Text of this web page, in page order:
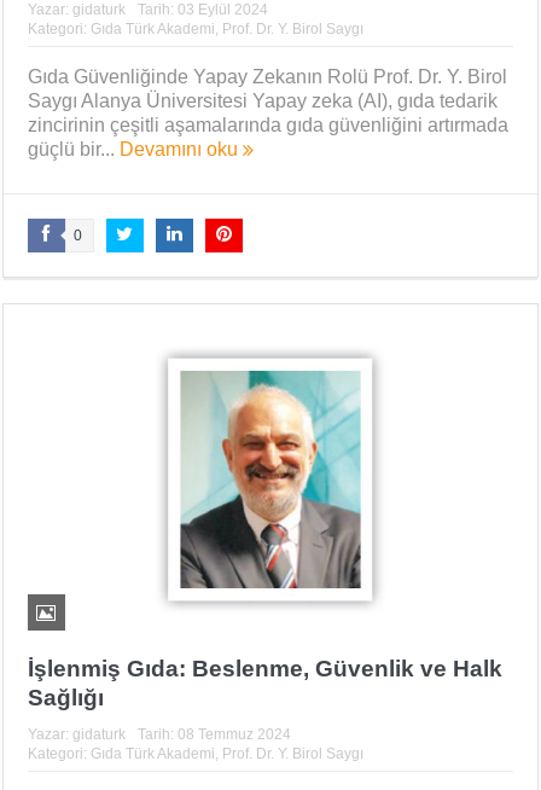
Yazar: gidaturk Tarih: 03 Eylül 2024
Kategori: Gıda Türk Akademi, Prof. Dr. Y. Birol Saygı
Gıda Güvenliğinde Yapay Zekanın Rolü Prof. Dr. Y. Birol
Saygı Alanya Üniversitesi Yapay zeka (AI), gıda tedarik
zincirinin çeşitli aşamalarında gıda güvenliğini artırmada
güçlü bir... Devamını oku
0
İşlenmiş Gıda: Beslenme, Güvenlik ve Halk
Sağlığı
Yazar: gidaturk Tarih: 08 Temmuz 2024
Kategori: Gıda Türk Akademi, Prof. Dr. Y. Birol Saygı